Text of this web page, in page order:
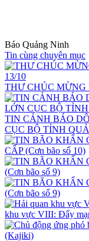
Báo Quảng Ninh
Tin cùng chuyên mục
THƯ CHÚC
TIN CẢNH BÁO
CỤC BỘ TỈNH
CẤP (Cơn bão số 10)
(Cơn bão số 9)
(Cơn bão số 9)
khu vực VIII: Đẩy
(Kajiki)